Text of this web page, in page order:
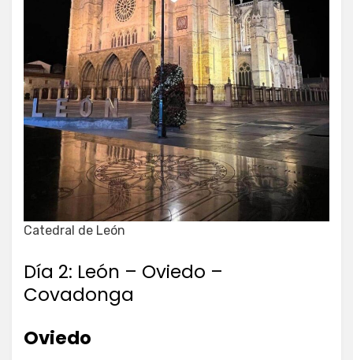
Catedral de León
Día 2: León – Oviedo –
Covadonga
Oviedo